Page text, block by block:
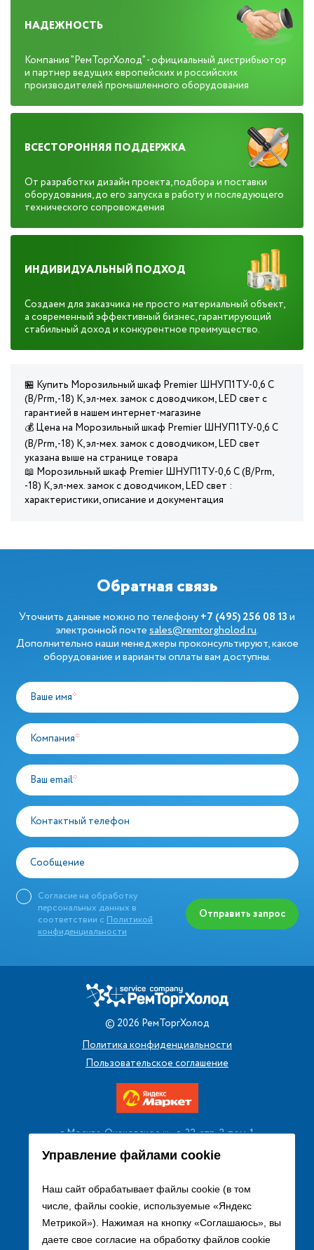
Управление файлами cookie
Наш сайт обрабатывает файлы cookie (в том
числе, файлы cookie, используемые «Яндекс
Метрикой»). Нажимая на кнопку «Соглашаюсь», вы
даете свое согласие на обработку файлов cookie
НАДЕЖНОСТЬ
Компания "РемТоргХолод" - официальный дистрибьютор
и партнер ведущих европейских и российских
производителей промышленного оборудования
ВСЕСТОРОННЯЯ ПОДДЕРЖКА
От разработки дизайн проекта, подбора и поставки
оборудования, до его запуска в работу и последующего
технического сопровождения
ИНДИВИДУАЛЬНЫЙ ПОДХОД
Создаем для заказчика не просто материальный объект,
а современный эффективный бизнес, гарантирующий
стабильный доход и конкурентное преимущество.
🏪 Купить Морозильный шкаф Premier ШНУП1ТУ-0,6 С
(В/Prm, -18) К, эл-мех. замок с доводчиком, LED свет с
гарантией в нашем интернет-магазине
💰 Цена на Морозильный шкаф Premier ШНУП1ТУ-0,6 С
(В/Prm, -18) К, эл-мех. замок с доводчиком, LED свет
указана выше на странице товара
📖 Морозильный шкаф Premier ШНУП1ТУ-0,6 С (В/Prm,
-18) К, эл-мех. замок с доводчиком, LED свет :
характеристики, описание и документация
Обратная связь
Уточнить данные можно по телефону+7 (495) 256 08 13и
электронной почтеsales@remtorgholod.ru.
Дополнительно наши менеджеры проконсультируют, какое
оборудование и варианты оплаты вам доступны.
Ваше имя*
Компания*
Ваш email*
Контактный телефон
Сообщение
Согласие на обработку
персональных данных в
соответствии с Политикой
конфиденциальности
Отправить запрос
© 2026 РемТоргХолод
Политика конфиденциальности
Пользовательское соглашение
г. Москва, Очаковское ш., д. 32, стр. 2, пом. 1
+7 (495) 256 08 13
Заказать звонок
sales@remtorgholod.ru